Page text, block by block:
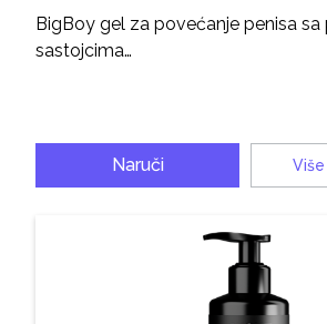
BigBoy gel za povećanje penisa sa
sastojcima…
Naruči